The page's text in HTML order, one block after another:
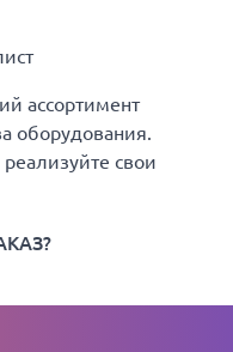
ассортимент
оборудования.
свои